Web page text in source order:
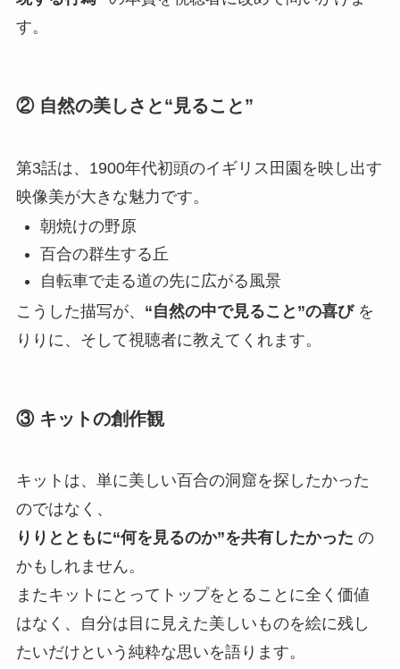
す。
② 自然の美しさと“見ること”
第3話は、1900年代初頭のイギリス田園を映し出す
映像美が大きな魅力です。
朝焼けの野原
百合の群生する丘
自転車で走る道の先に広がる風景
こうした描写が、 “自然の中で見ること”の喜びを
りりに、そして視聴者に教えてくれます。
③ キットの創作観
キットは、単に美しい百合の洞窟を探したかった
のではなく、
りりとともに“何を見るのか”を共有したかった の
かもしれません。
またキットにとってトップをとることに全く価値
はなく、自分は目に見えた美しいものを絵に残し
たいだけという純粋な思いを語ります。